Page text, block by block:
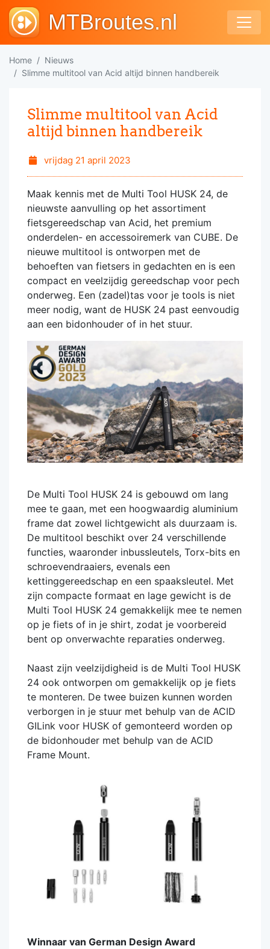
MTBroutes.nl
Home
Nieuws
Slimme multitool van Acid altijd binnen handbereik
Slimme multitool van Acid
altijd binnen handbereik
vrijdag 21 april 2023
Maak kennis met de Multi Tool HUSK 24, de
nieuwste aanvulling op het assortiment
fietsgereedschap van Acid, het premium
onderdelen- en accessoiremerk van CUBE. De
nieuwe multitool is ontworpen met de
behoeften van fietsers in gedachten en is een
compact en veelzijdig gereedschap voor pech
onderweg. Een (zadel)tas voor je tools is niet
meer nodig, want de HUSK 24 past eenvoudig
aan een bidonhouder of in het stuur.
De Multi Tool HUSK 24 is gebouwd om lang
mee te gaan, met een hoogwaardig aluminium
frame dat zowel lichtgewicht als duurzaam is.
De multitool beschikt over 24 verschillende
functies, waaronder inbussleutels, Torx-bits en
schroevendraaiers, evenals een
kettinggereedschap en een spaaksleutel. Met
zijn compacte formaat en lage gewicht is de
Multi Tool HUSK 24 gemakkelijk mee te nemen
op je fiets of in je shirt, zodat je voorbereid
bent op onverwachte reparaties onderweg.
Naast zijn veelzijdigheid is de Multi Tool HUSK
24 ook ontworpen om gemakkelijk op je fiets
te monteren. De twee buizen kunnen worden
verborgen in je stuur met behulp van de ACID
GILink voor HUSK of gemonteerd worden op
de bidonhouder met behulp van de ACID
Frame Mount.
Winnaar van German Design Award